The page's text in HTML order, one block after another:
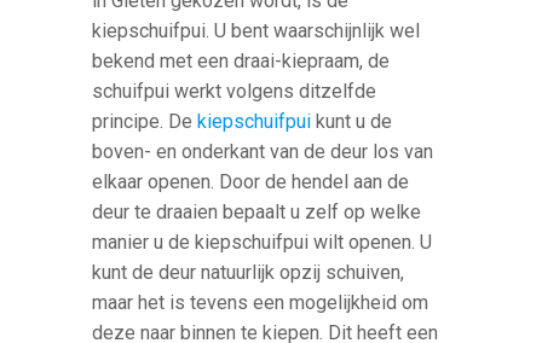
kiepschuifpui. U bent waarschijnlijk wel
bekend met een draai-kiepraam, de
schuifpui werkt volgens ditzelfde
principe. De kiepschuifpui kunt u de
boven- en onderkant van de deur los van
elkaar openen. Door de hendel aan de
deur te draaien bepaalt u zelf op welke
manier u de kiepschuifpui wilt openen. U
kunt de deur natuurlijk opzij schuiven,
maar het is tevens een mogelijkheid om
deze naar binnen te kiepen. Dit heeft een